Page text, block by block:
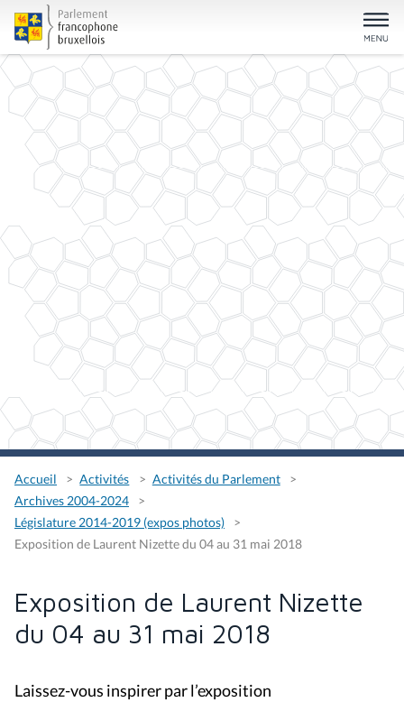
Accueil Activités
Activités du Parlement
Archives 2004-2024
Législature 2014-2019 (expos photos)
Exposition de Laurent Nizette du 04 au 31 mai 2018
Exposition de Laurent Nizette
du 04 au 31 mai 2018
Laissez-vous inspirer par l’exposition